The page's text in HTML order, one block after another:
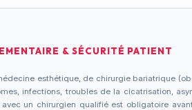
& SÉCURITÉ PATIENT
esthétique, de chirurgie bariatrique
infections, troubles de la cicatrisation,
un chirurgien qualifié est obligatoire